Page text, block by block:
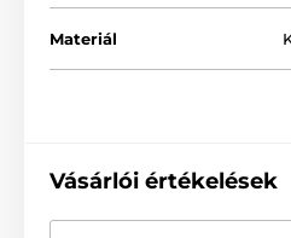
Materiál
Vásárlói értékelések